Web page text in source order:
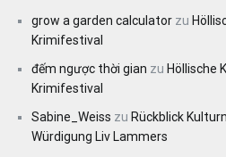
grow a garden calculator zu
Krimifestival
đếm ngược thời gian zu Höllische
Krimifestival
Sabine_Weiss zu Rückblick
Würdigung Liv Lammers